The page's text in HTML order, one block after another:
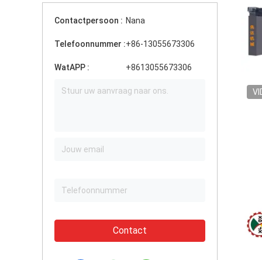
Contactpersoon : Nana
Telefoonnummer :+86-13055673306
WatAPP : +8613055673306
Contact